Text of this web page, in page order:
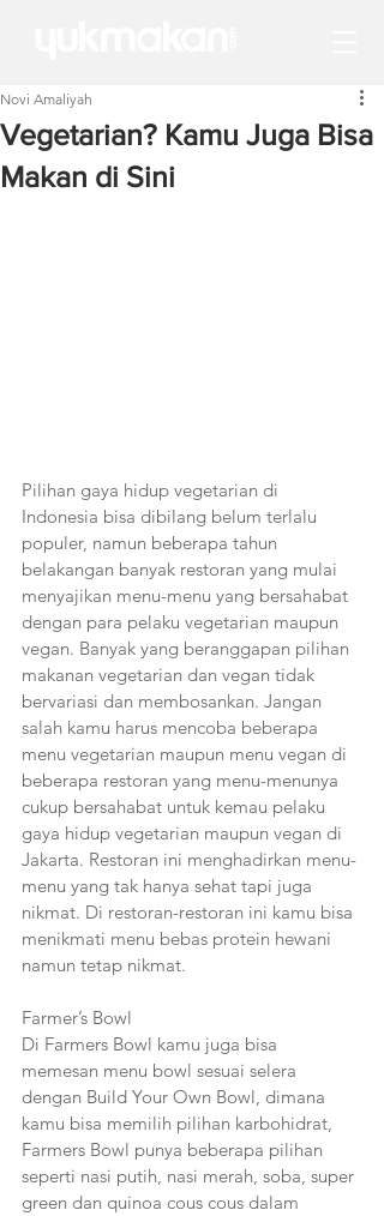
Vegetarian? Kamu Juga Bisa
Makan di Sini
Novi Amaliyah
Pilihan gaya hidup vegetarian di
Indonesia bisa dibilang belum terlalu
populer, namun beberapa tahun
belakangan banyak restoran yang mulai
menyajikan menu-menu yang bersahabat
dengan para pelaku vegetarian maupun
vegan. Banyak yang beranggapan pilihan
makanan vegetarian dan vegan tidak
bervariasi dan membosankan. Jangan
salah kamu harus mencoba beberapa
menu vegetarian maupun menu vegan di
beberapa restoran yang menu-menunya
cukup bersahabat untuk kemau pelaku
gaya hidup vegetarian maupun vegan di
Jakarta. Restoran ini menghadirkan menu-
menu yang tak hanya sehat tapi juga
nikmat. Di restoran-restoran ini kamu bisa
menikmati menu bebas protein hewani
namun tetap nikmat.
Farmer’s Bowl
Di Farmers Bowl kamu juga bisa
memesan menu bowl sesuai selera
dengan Build Your Own Bowl, dimana
kamu bisa memilih pilihan karbohidrat,
Farmers Bowl punya beberapa pilihan
seperti nasi putih, nasi merah, soba, super
green dan quinoa cous cous dalam